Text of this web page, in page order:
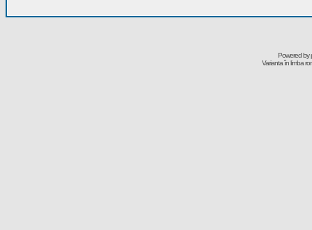
Powered by
Varianta în limba